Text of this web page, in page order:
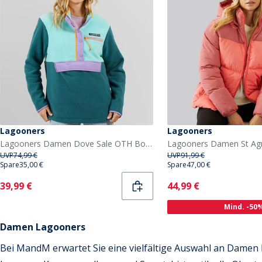
Lagooners
Lagooners Damen Dove Sale OTH Borg Jacke Multi
UVP74,99 €
Spare35,00 €
Current
39,99 €
Lagooners
UVP91,99 €
Spare47,00 €
Current
44,99 €
Mind. -
Damen Lagooners
Bei MandM erwartet Sie eine vielfältige Auswahl an